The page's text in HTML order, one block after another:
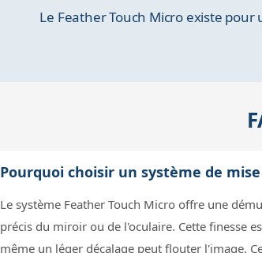
Le Feather Touch Micro existe
Pourquoi choisir un système de
Le système Feather Touch Micro offre une
précis du miroir ou de l'oculaire. Cette finesse
même un léger décalage peut flouter l'image.